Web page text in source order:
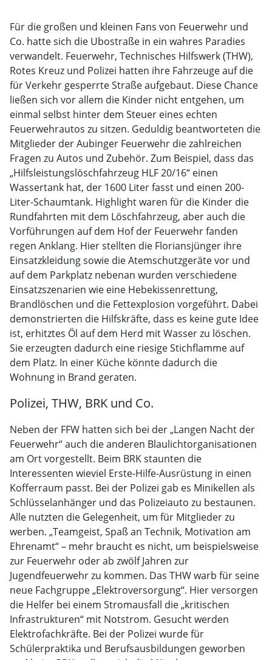
Für die großen und kleinen Fans von Feuerwehr und
Co. hatte sich die Ubostraße in ein wahres Paradies
verwandelt. Feuerwehr, Technisches Hilfswerk (THW),
Rotes Kreuz und Polizei hatten ihre Fahrzeuge auf die
für Verkehr gesperrte Straße aufgebaut. Diese Chance
ließen sich vor allem die Kinder nicht entgehen, um
einmal selbst hinter dem Steuer eines echten
Feuerwehrautos zu sitzen. Geduldig beantworteten die
Mitglieder der Aubinger Feuerwehr die zahlreichen
Fragen zu Autos und Zubehör. Zum Beispiel, dass das
„Hilfsleistungslöschfahrzeug HLF 20/16“ einen
Wassertank hat, der 1600 Liter fasst und einen 200-
Liter-Schaumtank. Highlight waren für die Kinder die
Rundfahrten mit dem Löschfahrzeug, aber auch die
Vorführungen auf dem Hof der Feuerwehr fanden
regen Anklang. Hier stellten die Floriansjünger ihre
Einsatzkleidung sowie die Atemschutzgeräte vor und
auf dem Parkplatz nebenan wurden verschiedene
Einsatzszenarien wie eine Hebekissenrettung,
Brandlöschen und die Fettexplosion vorgeführt. Dabei
demonstrierten die Hilfskräfte, dass es keine gute Idee
ist, erhitztes Öl auf dem Herd mit Wasser zu löschen.
Sie erzeugten dadurch eine riesige Stichflamme auf
dem Platz. In einer Küche könnte dadurch die
Wohnung in Brand geraten.
Polizei, THW, BRK und Co.
Neben der FFW hatten sich bei der „Langen Nacht der
Feuerwehr“ auch die anderen Blaulichtorganisationen
am Ort vorgestellt. Beim BRK staunten die
Interessenten wieviel Erste-Hilfe-Ausrüstung in einen
Kofferraum passt. Bei der Polizei gab es Minikellen als
Schlüsselanhänger und das Polizeiauto zu bestaunen.
Alle nutzten die Gelegenheit, um für Mitglieder zu
werben. „Teamgeist, Spaß an Technik, Motivation am
Ehrenamt“ – mehr braucht es nicht, um beispielsweise
zur Feuerwehr oder ab zwölf Jahren zur
Jugendfeuerwehr zu kommen. Das THW warb für seine
neue Fachgruppe „Elektroversorgung“. Hier versorgen
die Helfer bei einem Stromausfall die „kritischen
Infrastrukturen“ mit Notstrom. Gesucht werden
Elektrofachkräfte. Bei der Polizei wurde für
Schülerpraktika und Berufsausbildungen geworben